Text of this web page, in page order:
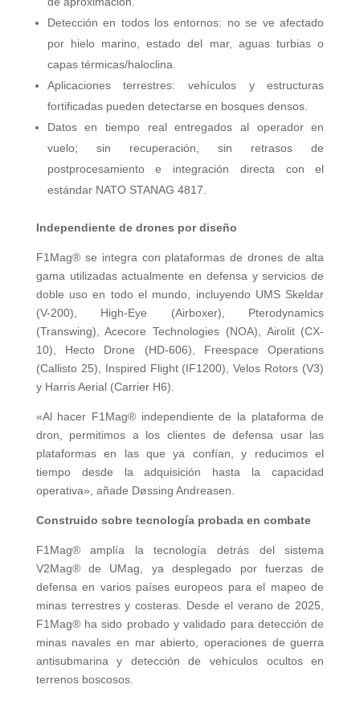
Detección en todos los entornos: no se ve afectado
por hielo marino, estado del mar, aguas turbias o
capas térmicas/haloclina.
Aplicaciones terrestres: vehículos y estructuras
fortificadas pueden detectarse en bosques densos.
Datos en tiempo real entregados al operador en
vuelo; sin recuperación, sin retrasos de
postprocesamiento e integración directa con el
estándar NATO STANAG 4817.
Independiente de drones por diseño
F1Mag® se integra con plataformas de drones de alta
gama utilizadas actualmente en defensa y servicios de
doble uso en todo el mundo, incluyendo UMS Skeldar
(V-200), High-Eye (Airboxer), Pterodynamics
(Transwing), Acecore Technologies (NOA), Airolit (CX-
10), Hecto Drone (HD-606), Freespace Operations
(Callisto 25), Inspired Flight (IF1200), Velos Rotors (V3)
y Harris Aerial (Carrier H6).
«Al hacer F1Mag® independiente de la plataforma de
dron, permitimos a los clientes de defensa usar las
plataformas en las que ya confían, y reducimos el
tiempo desde la adquisición hasta la capacidad
operativa», añade Døssing Andreasen.
Construido sobre tecnología probada en combate
F1Mag® amplía la tecnología detrás del sistema
V2Mag® de UMag, ya desplegado por fuerzas de
defensa en varios países europeos para el mapeo de
minas terrestres y costeras. Desde el verano de 2025,
F1Mag® ha sido probado y validado para detección de
minas navales en mar abierto, operaciones de guerra
antisubmarina y detección de vehículos ocultos en
terrenos boscosos.